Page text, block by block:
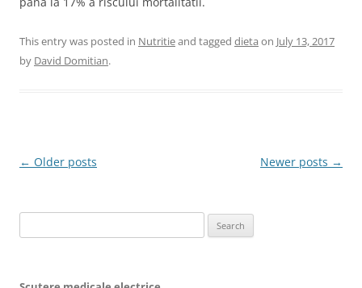
This entry was posted in Nutritieand tagged dieta on July 13, 2017
by David Domitian.
Post
← Older posts Newer posts →
for: